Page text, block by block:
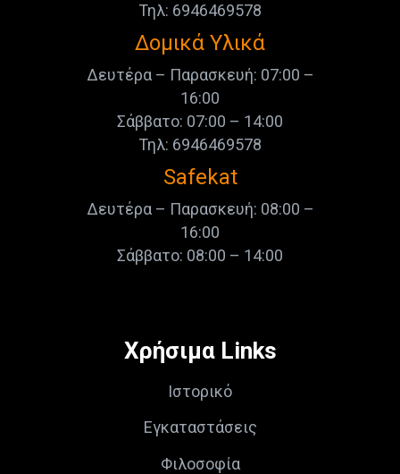
Τηλ: 6946469578
Δομικά Υλικά
Δευτέρα – Παρασκευή: 07:00 –
16:00
Σάββατο: 07:00 – 14:00
Τηλ: 6946469578
Safekat
Δευτέρα – Παρασκευή: 08:00 –
16:00
Σάββατο: 08:00 – 14:00
Χρήσιμα Links
Ιστορικό
Εγκαταστάσεις
Φιλοσοφία